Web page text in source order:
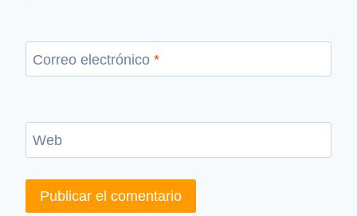
Correo electrónico *
Web